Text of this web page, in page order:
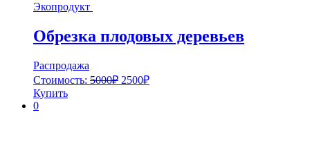
Экопродукт
Обрезка плодовых деревьев
Распродажа
Стоимость: 5000₽ 2500₽
Купить
0